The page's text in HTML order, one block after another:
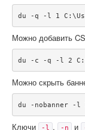
du -q -l 1
Можно добавить
du -c -q -l 2
Можно скрыть
du -nobanner -l
Ключи -l , -n и